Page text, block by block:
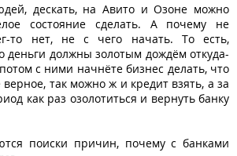
дескать, на Авито и Озоне можно
состояние сделать. А почему не
то нет, не с чего начать. То есть,
деньги должны золотым дождём откуда-
с ними начнёте бизнес делать, что
верное, так можно ж и кредит взять, а за
как раз озолотиться и вернуть банку
поиски причин, почему с банками